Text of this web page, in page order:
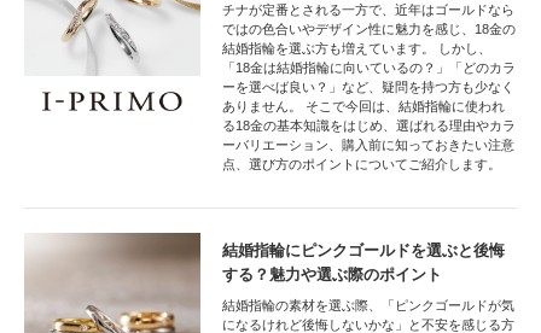
チナが定番とされる一方で、近年はゴールドなら
ではの色合いやデザイン性に魅力を感じ、18金の
結婚指輪を選ぶ方も増えています。 しかし、
「18金は結婚指輪に向いているの？」「どのカラ
ーを選べば良い？」など、疑問を持つ方も少なく
ありません。 そこで今回は、結婚指輪に使われ
る18金の基本知識をはじめ、選ばれる理由やカラ
ーバリエーション、購入前に知っておきたい注意
点、選び方のポイントについてご紹介します。
結婚指輪にピンクゴールドを選ぶと後悔
する？魅力や選ぶ際のポイント
結婚指輪の素材を選ぶ際、「ピンクゴールドが気
になるけれど後悔しないかな」と不安を感じる方